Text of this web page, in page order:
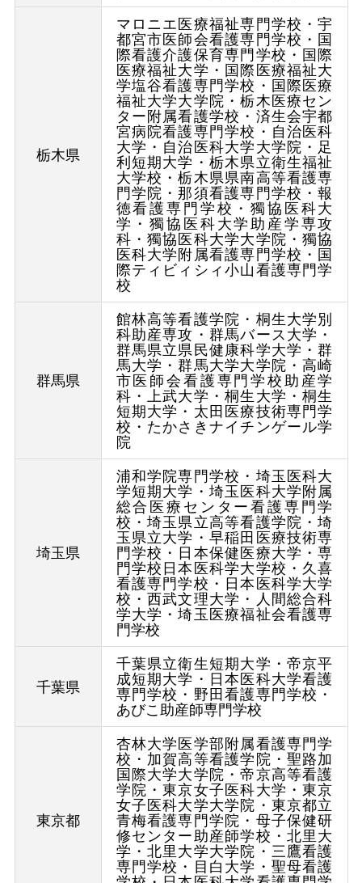
栃木県
マロニエ医療福祉専門学校・宇
都宮市医師会看護専門学校・国
際看護介護保育専門学校・国際
医療福祉大学・国際医療福祉大
学塩谷看護専門学校・国際医療
福祉大学大学院・栃木医療セン
ター附属看護学校・済生会宇都
宮病院看護専門学校・自治医科
大学・自治医科大学大学院・足
利短期大学・栃木県立衛生福祉
大学校・栃木県県南高等看護専
門学院・那須看護専門学校・報
徳看護専門学校・獨協医科大
学・獨協医科大学助産学専攻
科・獨協医科大学大学院・獨協
医科大学附属看護専門学校・国
際ティビィシィ小山看護専門学
校
群馬県
館林高等看護学院・桐生大学別
科助産専攻・群馬バース大学・
群馬県立県民健康科学大学・群
馬大学・群馬大学大学院・高崎
市医師会看護専門学校助産学
科・上武大学・桐生大学・桐生
短期大学・太田医療技術専門学
校・たかさきナイチンゲール学
院
埼玉県
浦和学院専門学校・埼玉医科大
学短期大学・埼玉医科大学附属
総合医療センター看護専門学
校・埼玉県立高等看護学院・埼
玉県立大学・早稲田医療技術専
門学校・日本保健医療大学・専
門学校日本医科学大学校・久喜
看護専門学校・日本医科学大学
校・西武文理大学・人間総合科
学大学・埼玉医療福祉会看護専
門学校
千葉県
千葉県立衛生短期大学・帝京平
成短期大学・日本医科大学看護
専門学校・野田看護専門学校・
あびこ助産師専門学校
東京都
杏林大学医学部附属看護専門学
校・加賀高等看護学院・聖路加
国際大学大学院・帝京高等看護
学院・東京女子医科大学・東京
女子医科大学大学院・東京都立
青梅看護専門学院・母子保健研
修センター助産師学校・北里大
学・北里大学大学院・三鷹看護
専門学校・目白大学・聖母看護